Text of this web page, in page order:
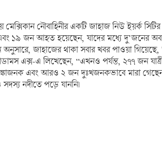
মেক্সিকান নৌবাহিনীর একটি জাহাজ নিউ ইয়র্ক
১৯ জন আহত হয়েছেন, যাদের মধ্যে দু’জনের
অনুসারে, জাহাজের থাকা সবার খবর পাওয়া
এক্স-এ লিখেছেন, “এখনও পর্যন্ত, ২৭৭ জন
এবং আরও ২ জন দুঃখজনকভাবে মারা
নদীতে পড়ে যাননি।